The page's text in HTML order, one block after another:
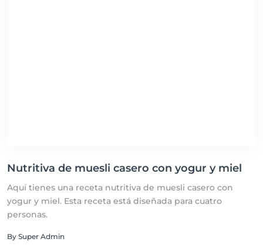
Nutritiva de muesli casero con yogur y miel
Aquí tienes una receta nutritiva de muesli casero con
yogur y miel. Esta receta está diseñada para cuatro
personas.
By Super Admin